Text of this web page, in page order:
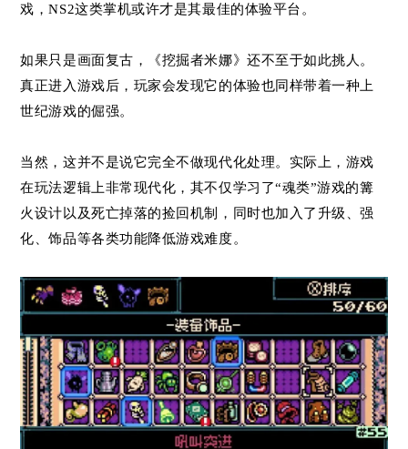
戏，NS2这类掌机或许才是其最佳的体验平台。
如果只是画面复古，《挖掘者米娜》还不至于如此挑人。
真正进入游戏后，玩家会发现它的体验也同样带着一种上
世纪游戏的倔强。
当然，这并不是说它完全不做现代化处理。实际上，游戏
在玩法逻辑上非常现代化，其不仅学习了“魂类”游戏的篝
火设计以及死亡掉落的捡回机制，同时也加入了升级、强
化、饰品等各类功能降低游戏难度。